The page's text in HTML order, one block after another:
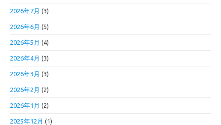
2026年7月 (3)
2026年6月 (5)
2026年5月 (4)
2026年4月 (3)
2026年3月 (3)
2026年2月 (2)
2026年1月 (2)
2025年12月 (1)